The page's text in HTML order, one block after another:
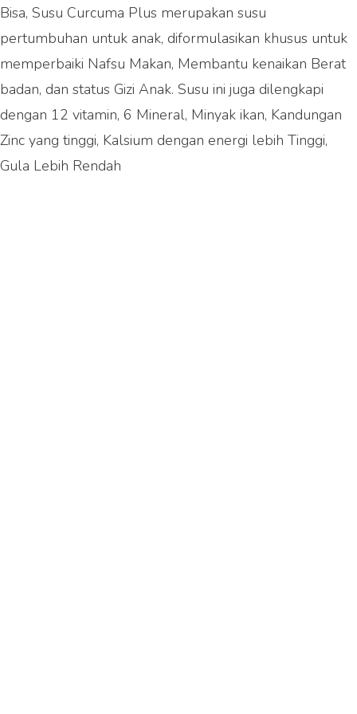
Bisa, Susu Curcuma Plus merupakan susu
pertumbuhan untuk anak, diformulasikan khusus untuk
memperbaiki Nafsu Makan, Membantu kenaikan Berat
badan, dan status Gizi Anak. Susu ini juga dilengkapi
dengan 12 vitamin, 6 Mineral, Minyak ikan, Kandungan
Zinc yang tinggi, Kalsium dengan energi lebih Tinggi,
Gula Lebih Rendah